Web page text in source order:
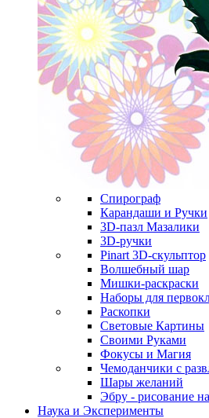
Спирограф
Карандаши и Ручки
3D-пазл Мазалики
3D-ручки
Pinart 3D-скульптор
Волшебный шар
Мишки-раскраски
Наборы для
Раскопки
Световые Картины
Своими Руками
Фокусы и Магия
Чемоданчики с
Шары желаний
Эбру - рисование
Наука и Эксперименты